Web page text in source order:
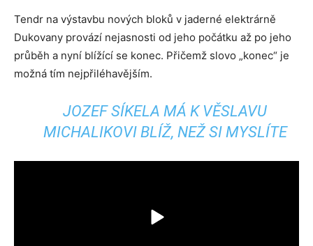
Tendr na výstavbu nových bloků v jaderné elektrárně
Dukovany provází nejasnosti od jeho počátku až po jeho
průběh a nyní blížící se konec. Přičemž slovo „konec“ je
možná tím nejpřiléhavějším.
JOZEF SÍKELA MÁ K VĚSLAVU
MICHALIKOVI BLÍŽ, NEŽ SI MYSLÍTE